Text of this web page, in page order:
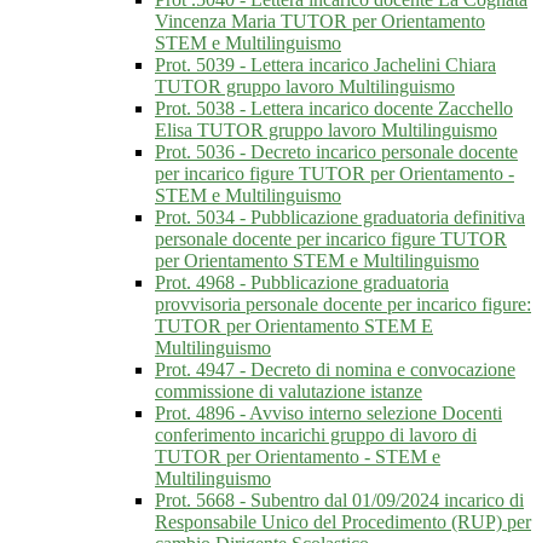
Vincenza Maria TUTOR per Orientamento
STEM e Multilinguismo
Prot. 5039 - Lettera incarico Jachelini Chiara
TUTOR gruppo lavoro Multilinguismo
Prot. 5038 - Lettera incarico docente Zacchello
Elisa TUTOR gruppo lavoro Multilinguismo
Prot. 5036 - Decreto incarico personale docente
per incarico figure TUTOR per Orientamento -
STEM e Multilinguismo
Prot. 5034 - Pubblicazione graduatoria definitiva
personale docente per incarico figure TUTOR
per Orientamento STEM e Multilinguismo
Prot. 4968 - Pubblicazione graduatoria
provvisoria personale docente per incarico figure:
TUTOR per Orientamento STEM E
Multilinguismo
Prot. 4947 - Decreto di nomina e convocazione
commissione di valutazione istanze
Prot. 4896 - Avviso interno selezione Docenti
conferimento incarichi gruppo di lavoro di
TUTOR per Orientamento - STEM e
Multilinguismo
Prot. 5668 - Subentro dal 01/09/2024 incarico di
Responsabile Unico del Procedimento (RUP) per